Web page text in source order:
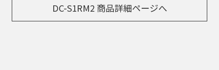
DC-S1RM2 商品詳細ページへ